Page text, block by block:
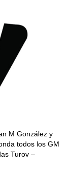
M González y
todos los GM
Turov –